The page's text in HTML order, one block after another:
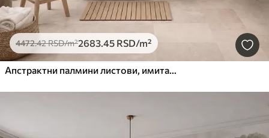
4472.42RSD/m²2683.45 RSD/m²
Апстрактни палмини листови, имитација слике